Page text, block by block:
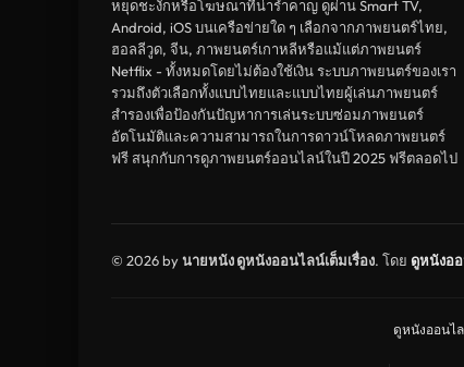
หยุดชะงักหรือโฆษณาที่น่ารำคาญ ดูผ่าน Smart TV,
Android, iOS บนเครือข่ายใด ๆ เลือกจากภาพยนตร์ไทย,
ฮอลลีวูด, จีน, ภาพยนตร์เกาหลีหรือแม้แต่ภาพยนตร์
Netflix - ทั้งหมดโดยไม่ต้องใช้เงิน ระบบภาพยนตร์ของเรา
รวมถึงตัวเลือกทั้งแบบไทยและแบบไทยผู้เล่นภาพยนตร์
สำรองเพื่อป้องกันปัญหาการเล่นระบบซ่อมภาพยนตร์
อัตโนมัติและความสามารถในการดาวน์โหลดภาพยนตร์
ฟรี สนุกกับการดูภาพยนตร์ออนไลน์ในปี 2025 ฟรีตลอดไป
© 2026 byนายหนัง ดูหนังออนไลน์เต็มเรื่อง. โดย ดูหนังอ
ดูหนังออนไ